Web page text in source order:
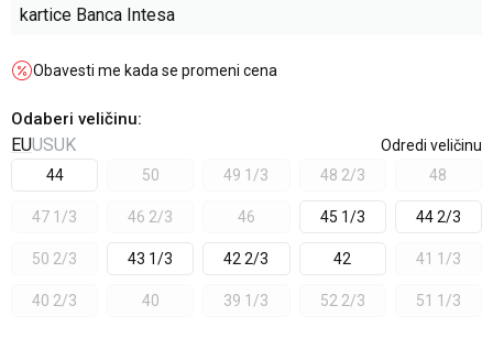
kartice Banca Intesa
Obavesti me kada se promeni cena
Odaberi veličinu:
EUUSUK
Odredi veličinu
44
50 49 1/3 48 2/3 48
47 1/3 46 2/3 46 45 1/3 44 2/3
50 2/3 43 1/3 42 2/3 42 41 1/3
40 2/3 40 39 1/3 52 2/3 51 1/3